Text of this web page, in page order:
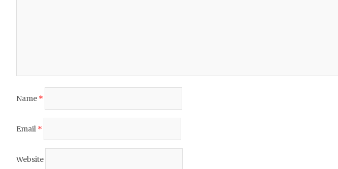
Name *
Email *
Website